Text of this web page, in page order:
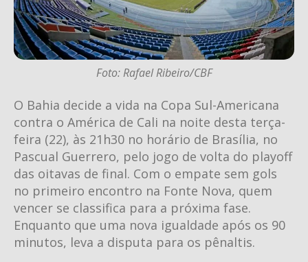
Foto: Rafael Ribeiro/CBF
O Bahia decide a vida na Copa Sul-Americana
contra o América de Cali na noite desta terça-
feira (22), às 21h30 no horário de Brasília, no
Pascual Guerrero, pelo jogo de volta do playoff
das oitavas de final. Com o empate sem gols
no primeiro encontro na Fonte Nova, quem
vencer se classifica para a próxima fase.
Enquanto que uma nova igualdade após os 90
minutos, leva a disputa para os pênaltis.